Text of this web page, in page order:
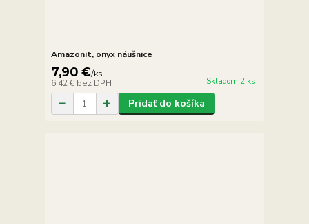
Amazonit, onyx náušnice
7,90 €/ks
6,42 € bez DPH Skladom 2 ks
Pridať do košíka